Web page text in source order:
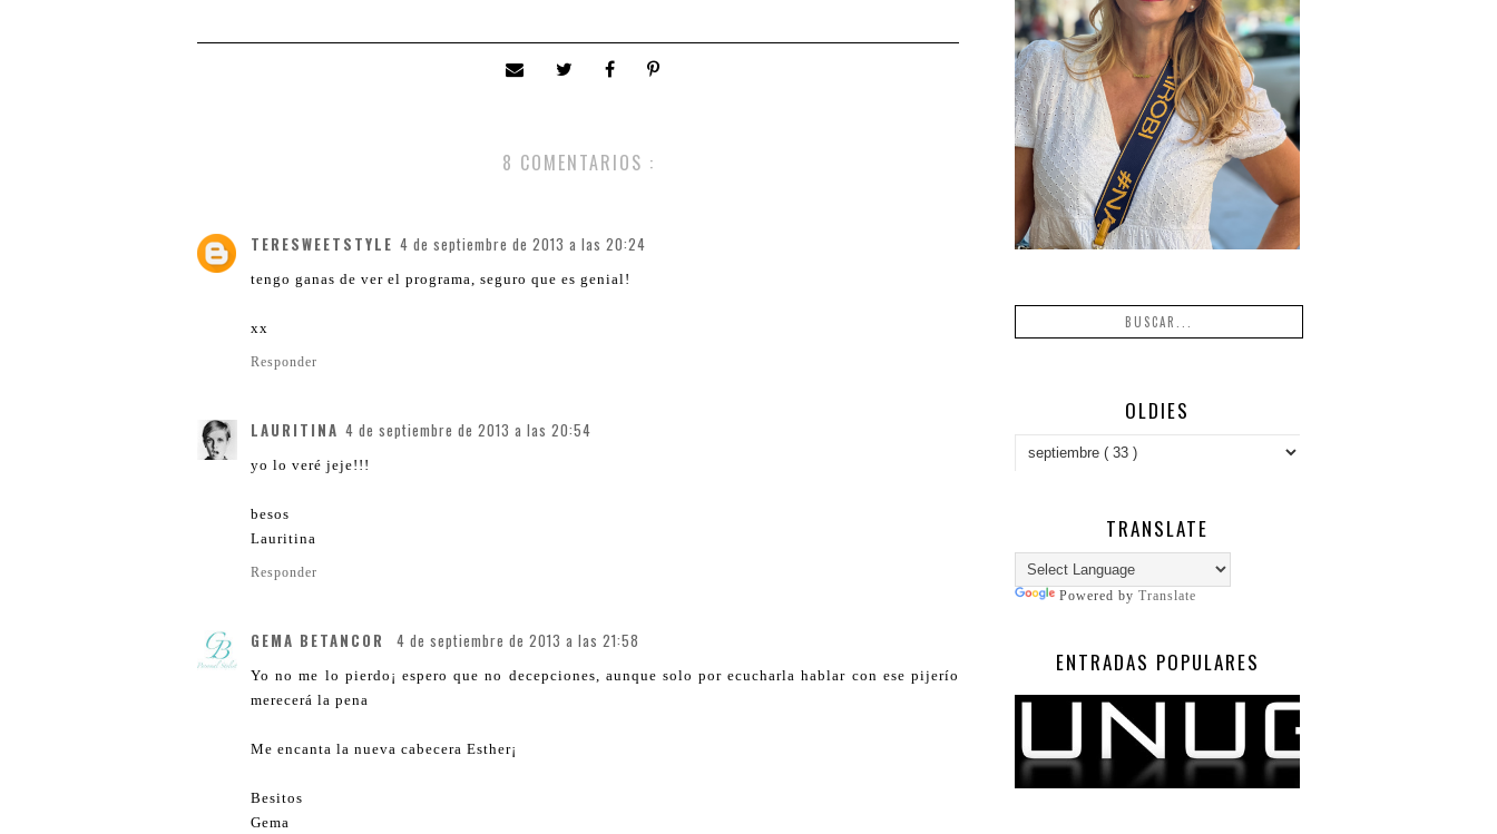
8 COMENTARIOS :
TERESWEETSTYLE 4 de septiembre de 2013 a las 20:24
tengo ganas de ver el programa, seguro que es genial!
xx
Responder
LAURITINA 4 de septiembre de 2013 a las 20:54
yo lo veré jeje!!!
besos
Lauritina
Responder
GEMA BETANCOR 4 de septiembre de 2013 a las 21:58
Yo no me lo pierdo¡ espero que no decepciones, aunque solo por ecucharla hablar con ese pijerío
merecerá la pena
Me encanta la nueva cabecera Esther¡
Besitos
Gema
OLDIES
TRANSLATE
Powered by Translate
ENTRADAS POPULARES